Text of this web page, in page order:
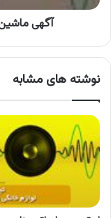
محل
آگهی
نوشته های مشابه